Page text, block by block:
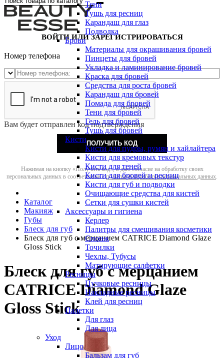
Тени
Тушь для ресниц
Карандаш для глаз
Подводка
Брови
Материалы для окрашивания бровей
Пинцеты для бровей
Укладка и ламинирование бровей
Краска для бровей
Средства для роста бровей
Карандаш для бровей
Помада для бровей
Тени для бровей
Гель для бровей
Тушь для бровей
Кисти
Кисти для пудры, румян и хайлайтера
Кисти для кремовых текстур
Кисти для теней
Кисти для бровей и ресниц
Кисти для губ и подводки
Очищающие средства для кистей
Сетки для сушки кистей
Аксессуары и гигиена
Керлер
Палитры для смешивания косметики
Спонж
Точилки
Чехлы, Тубусы
Матирующие салфетки
Ресницы
Пучковые ресницы
Накладные ресницы
Клей для ресниц
Палетки
Для глаз
Для лица
Уход
Лицо
Бальзам для губ
ВОЙТИ ИЛИ ЗАРЕГИСТРИРОВАТЬСЯ
Номер телефона
Вам будет отправлен код подтверждения
ПОЛУЧИТЬ КОД
Нажимая на кнопку «Получить код», я даю согласие на обработку своих
персональных данных в соответствии сполитикой обработки персональных данных.
Каталог
Макияж
Губы
Блеск для губ
Блеск для губ с мерцанием CATRICE Diamond Glaze
Gloss Stick
Блеск для губ с мерцанием
CATRICE Diamond Glaze
Gloss Stick